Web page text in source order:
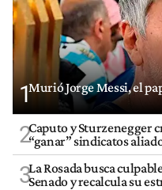
1Murió Jorge Messi, el
2Caputo y Sturzenegger
“ganar” sindicatos
3La Rosada busca
Senado y recalcula su